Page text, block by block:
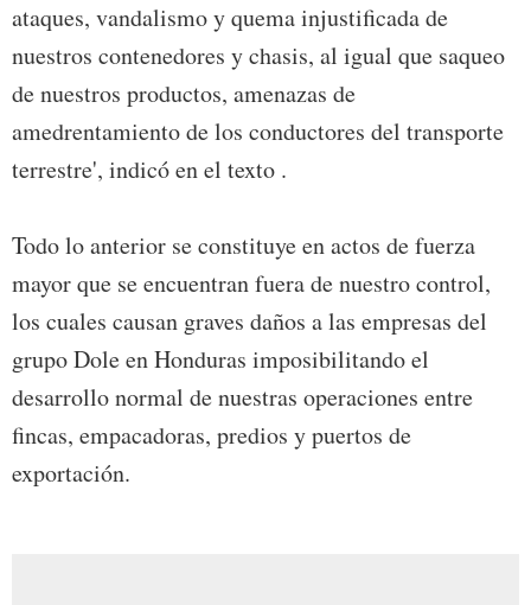
ataques, vandalismo y quema injustificada de
nuestros contenedores y chasis, al igual que saqueo
de nuestros productos, amenazas de
amedrentamiento de los conductores del transporte
terrestre', indicó en el texto .
Todo lo anterior se constituye en actos de fuerza
mayor que se encuentran fuera de nuestro control,
los cuales causan graves daños a las empresas del
grupo Dole en Honduras imposibilitando el
desarrollo normal de nuestras operaciones entre
fincas, empacadoras, predios y puertos de
exportación.